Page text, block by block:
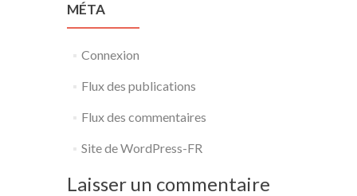
MÉTA
Connexion
Flux des publications
Flux des commentaires
Site de WordPress-FR
Laisser un commentaire